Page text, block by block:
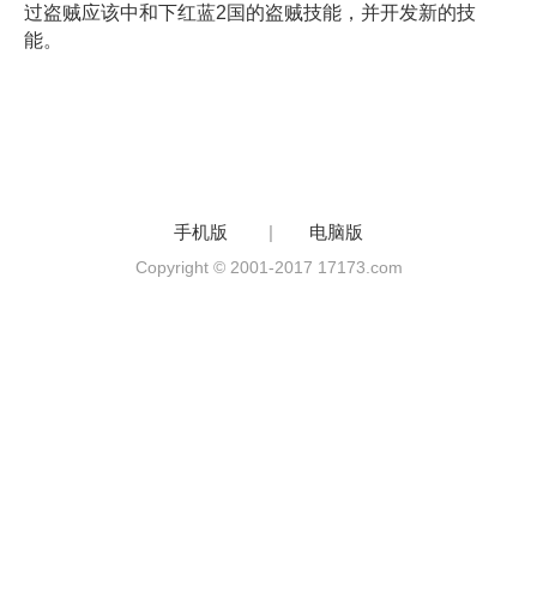
过盗贼应该中和下红蓝2国的盗贼技能，并开发新的技
能。
手机版 | 电脑版
Copyright © 2001-2017 17173.com